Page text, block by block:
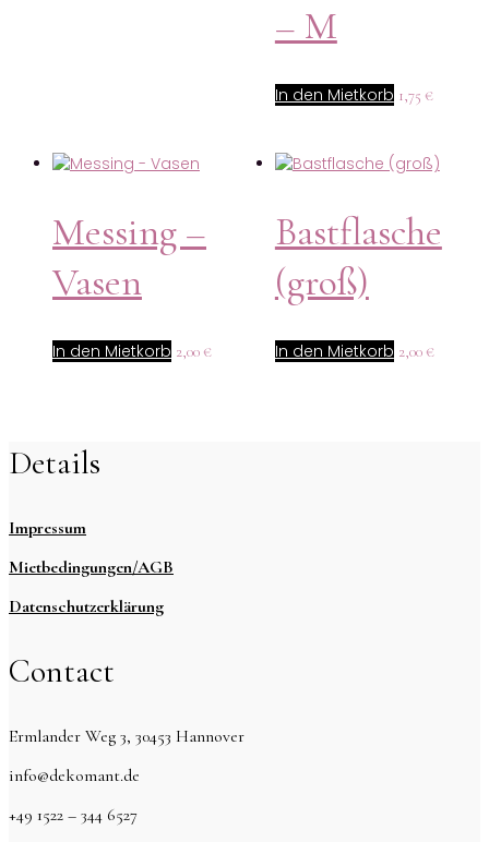
– M
In den Mietkorb 1,75 €
Messing –
Vasen
In den Mietkorb 2,00 €
Bastflasche
(groß)
In den Mietkorb 2,00 €
Details
Impressum
Mietbedingungen/AGB
Datenschutzerklärung
Contact
Ermlander Weg 3, 30453 Hannover
info@dekomant.de
+49 1522 – 344 6527